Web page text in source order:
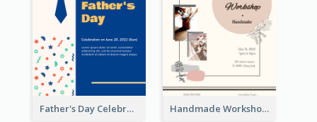
Father's Day Celebration Poster Handmade Workshop Poster